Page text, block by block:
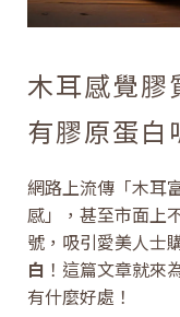
木耳感覺膠
有膠原蛋白
網路上流傳「木耳
感」，甚至市面上
號，吸引愛美人士
白 ！這篇文章就來
有什麼好處！